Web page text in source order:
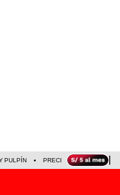
PULPÍN PRECIO DEL DÓLAR